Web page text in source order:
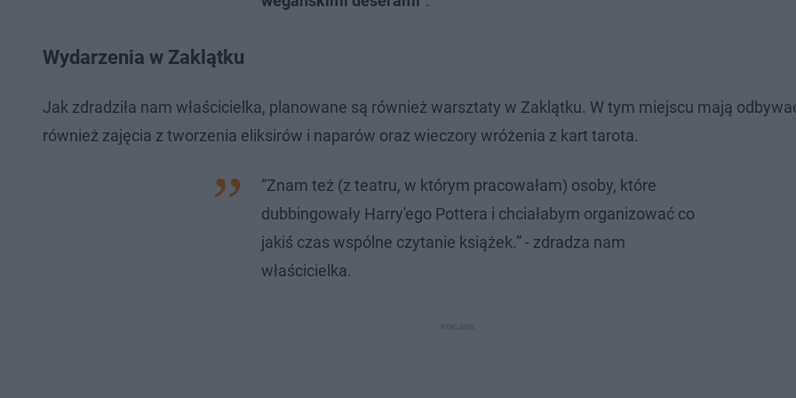
Wydarzenia w Zaklątku
Jak zdradziła nam właścicielka, planowane są również warsztaty w Zaklątku. W tym miejscu mają
również zajęcia z tworzenia eliksirów i naparów oraz wieczory wróżenia z kart tarota.
“Znam też (z teatru, w którym pracowałam) osoby, które
dubbingowały Harry'ego Pottera i chciałabym organizować co
jakiś czas wspólne czytanie książek.” - zdradza nam
właścicielka.